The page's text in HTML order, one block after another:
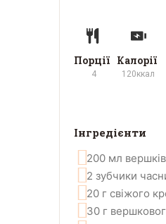
Порції
4
Калорії
120ккал
Інгредієнти
200 мл вершків
2 зубчики
20 г свіжого
30 г